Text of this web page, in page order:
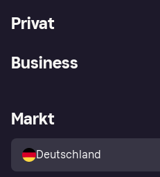
Privat
Klarna App
Shops entdecken
Käuferschutzrichtlinie
Business
Händlerportal
Markt
Deutschland